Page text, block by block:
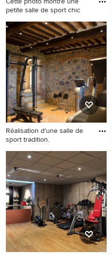
petite salle de sport chic
Cette photo montre une
petite salle de sport chic
multi-usage avec un mur gris.
Réalisation d'une salle de
sport tradition.
Réalisation d'une salle de
sport tradition.